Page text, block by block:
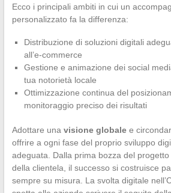
Ecco i principali ambiti in cui un
personalizzato fa la differenza:
Distribuzione di soluzioni digitali
all’e-commerce
Gestione e animazione dei social
tua notorietà locale
Ottimizzazione continua del
monitoraggio preciso dei risultati
Adottare una visione globalee
offrire a ogni fase del proprio sviluppo
adeguata. Dalla prima bozza del
della clientela, il successo si costruisce
sempre su misura. La svolta digitale